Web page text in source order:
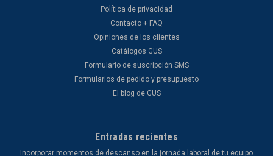
Política de privacidad
Contacto + FAQ
Opiniones de los clientes
Catálogos GUS
Formulario de suscripción SMS
Formularios de pedido y presupuesto
El blog de GUS
Entradas recientes
Incorporar momentos de descanso en la jornada laboral de tu equipo